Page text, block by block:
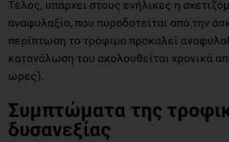
Τέλος, υπάρχει στους ενήλικες η
αναφυλαξία, που πυροδοτείται από την
περίπτωση το τρόφιμο προκαλεί
κατανάλωση του ακολουθείται χρονικά
ώρες).
Συμπτώματα της
δυσανεξίας